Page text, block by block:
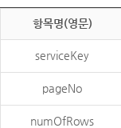
항목명(영문)
serviceKey
pageNo
numOfRows